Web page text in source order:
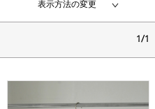
表示方法の変更
1/1